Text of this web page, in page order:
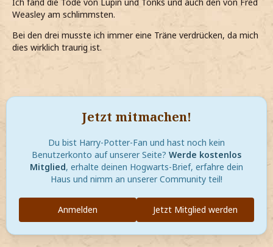
Weasley am schlimmsten.
Bei den drei musste ich immer eine Träne verdrücken, da mich
dies wirklich traurig ist.
Jetzt mitmachen!
Du bist Harry-Potter-Fan und hast noch kein
Benutzerkonto auf unserer Seite? Werde kostenlos
Mitglied, erhalte deinen Hogwarts-Brief, erfahre dein
Haus und nimm an unserer Community teil!
Jetzt Mitglied werden
Anmelden